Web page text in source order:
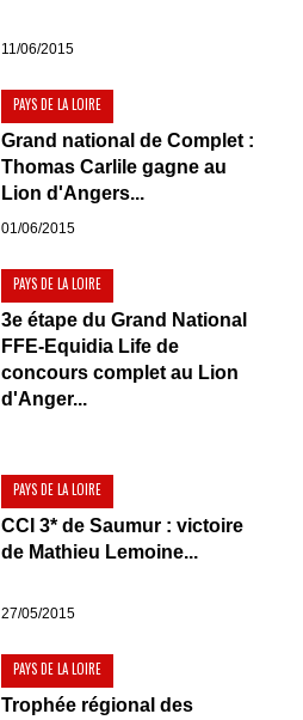
11/06/2015
PAYS DE LA LOIRE
Grand national de Complet :
Thomas Carlile gagne au
Lion d'Angers...
01/06/2015
PAYS DE LA LOIRE
3e étape du Grand National
FFE-Equidia Life de
concours complet au Lion
d'Anger...
PAYS DE LA LOIRE
CCI 3* de Saumur : victoire
de Mathieu Lemoine...
27/05/2015
PAYS DE LA LOIRE
Trophée régional des